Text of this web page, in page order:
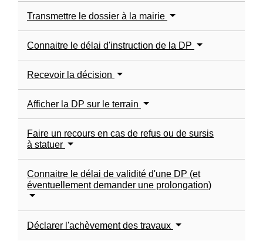
Transmettre le dossier à la mairie
Connaitre le délai d'instruction de la DP
Recevoir la décision
Afficher la DP sur le terrain
Faire un recours en cas de refus ou de sursis
à statuer
Connaitre le délai de validité d'une DP (et
éventuellement demander une prolongation)
Déclarer l'achèvement des travaux